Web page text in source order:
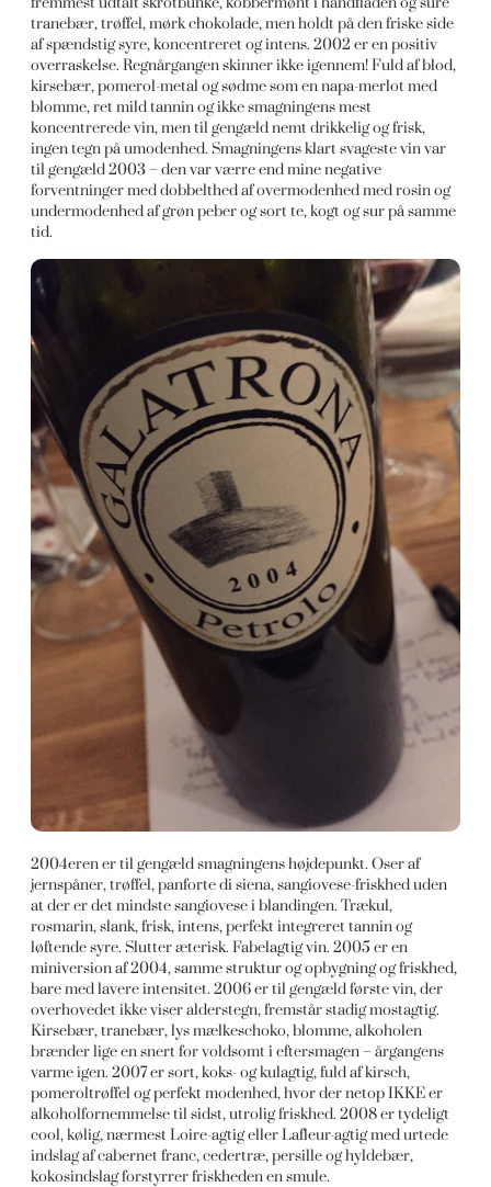
tranebær, trøffel, mørk chokolade, men holdt på den friske side
af spændstig syre, koncentreret og intens. 2002 er en positiv
overraskelse. Regnårgangen skinner ikke igennem! Fuld af blod,
kirsebær, pomerol-metal og sødme som en napa-merlot med
blomme, ret mild tannin og ikke smagningens mest
koncentrerede vin, men til gengæld nemt drikkelig og frisk,
ingen tegn på umodenhed. Smagningens klart svageste vin var
til gengæld 2003 – den var værre end mine negative
forventninger med dobbelthed af overmodenhed med rosin og
undermodenhed af grøn peber og sort te, kogt og sur på samme
tid.
2004eren er til gengæld smagningens højdepunkt. Oser af
jernspåner, trøffel, panforte di siena, sangiovese-friskhed uden
at der er det mindste sangiovese i blandingen. Trækul,
rosmarin, slank, frisk, intens, perfekt integreret tannin og
løftende syre. Slutter æterisk. Fabelagtig vin. 2005 er en
miniversion af 2004, samme struktur og opbygning og friskhed,
bare med lavere intensitet. 2006 er til gengæld første vin, der
overhovedet ikke viser alderstegn, fremstår stadig mostagtig.
Kirsebær, tranebær, lys mælkeschoko, blomme, alkoholen
brænder lige en snert for voldsomt i eftersmagen – årgangens
varme igen. 2007 er sort, koks- og kulagtig, fuld af kirsch,
pomeroltrøffel og perfekt modenhed, hvor der netop IKKE er
alkoholfornemmelse til sidst, utrolig friskhed. 2008 er tydeligt
cool, kølig, nærmest Loire-agtig eller Lafleur-agtig med urtede
indslag af cabernet franc, cedertræ, persille og hyldebær,
kokosindslag forstyrrer friskheden en smule.